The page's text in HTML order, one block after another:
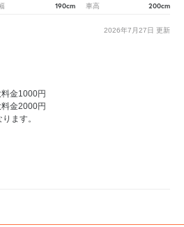
190cm 車高 200cm
2026年7月27日 更新
金1000円
金2000円
ます。